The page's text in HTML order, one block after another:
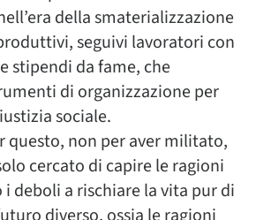
della smaterializzazione
seguivi lavoratori con
stipendi da fame, che
di organizzazione per
sociale.
questo, non per aver militato,
cercato di capire le ragioni
i deboli a rischiare la vita pur di